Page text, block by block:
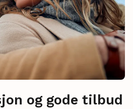
og gode tilbud